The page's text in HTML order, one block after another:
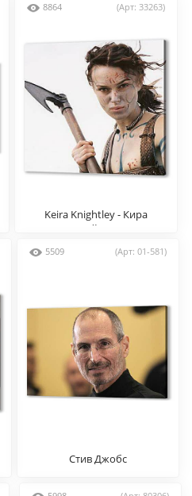
8864 (Арт: 33263)
Keira Knightley - Кира
Найтли
5509 (Арт: 01-581)
Стив Джобс